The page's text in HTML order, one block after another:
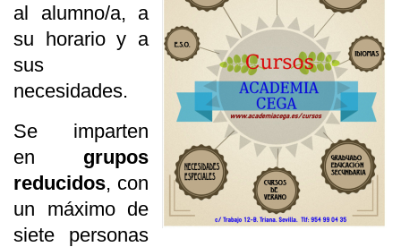
al alumno/a, a
su horario y a
sus
necesidades.
Se imparten
en grupos
reducidos, con
un máximo de
siete personas